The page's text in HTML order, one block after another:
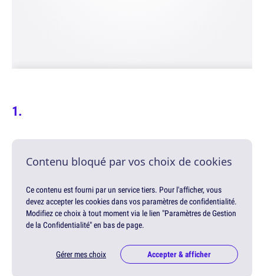
Contenu bloqué par vos choix de cookies
Ce contenu est fourni par un service tiers. Pour l'afficher, vous
devez accepter les cookies dans vos paramètres de confidentialité.
Modifiez ce choix à tout moment via le lien "Paramètres de Gestion
de la Confidentialité" en bas de page.
Gérer mes choix Accepter & afficher